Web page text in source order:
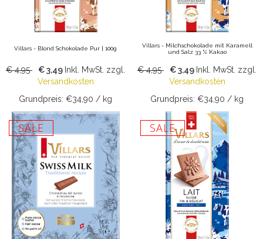
Villars - Blond Schokolade Pur | 100g
€ 4,95 € 3,49 Inkl. MwSt. zzgl.
Versandkosten
Grundpreis: €34,90 / kg
Villars - Milchschokolade mit Karamell
und Salz 33 % Kakao
€ 4,95 € 3,49 Inkl. MwSt. zzgl.
Versandkosten
Grundpreis: €34,90 / kg
SALE SALE